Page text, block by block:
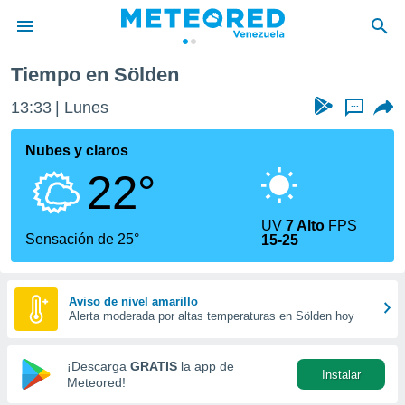
de
ha
calidad.
a este
las
y
forma
digital
basada
Tiempo en Sölden
13:33 Lunes ...
Nubes y claros
22°
Sensación de 25°
UV7 Alto FPS
15-25
Aviso de nivel amarillo
Alerta moderada por altas temperaturas en Sölden hoy
¡Descarga GRATIS la app de
Meteored!
Instalar